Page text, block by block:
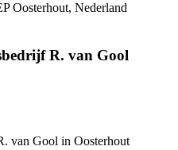
Oosterhout, Nederland
R. van Gool
van Gool in Oosterhout